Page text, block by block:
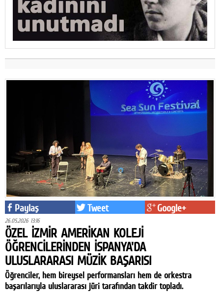
Paylaş Tweet Google+
26.05.2026 13:16
ÖZEL İZMİR AMERİKAN KOLEJİ
ÖĞRENCİLERİNDEN İSPANYA'DA
ULUSLARARASI MÜZİK BAŞARISI
Öğrenciler, hem bireysel performansları hem de orkestra
başarılarıyla uluslararası jüri tarafından takdir topladı.